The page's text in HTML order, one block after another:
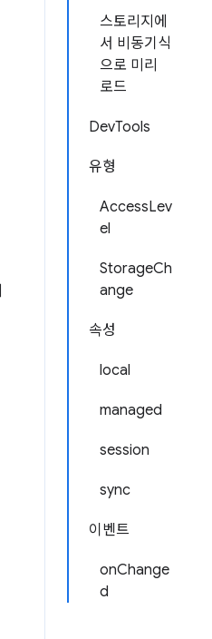
스토리지에
서 비동기식
으로 미리
로드
DevTools
유형
AccessLev
el
StorageCh
ange
속성
local
managed
session
sync
이벤트
onChange
d